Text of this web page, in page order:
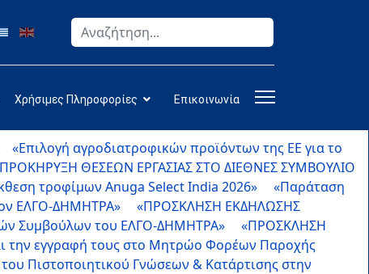
Αναζήτηση
Χρήσιμες Πληροφορίες Επικοινωνία
«Επιλογή αγροδιατροφικών προϊόντων της ΕΕ για το
ΘΕΣΕΩΝ ΕΡΓΑΣΙΑΣ ΣΤΟ ΔΙΕΘΝΕΣ ΣΥΜΒΟΥΛΙΟ
τροφίμων Anuga Select India 2026»
«Παράταση
ΕΛΓΟ-ΔΗΜΗΤΡΑ»
«ΠΡΟΣΚΛΗΣΗ ΕΚΔΗΛΩΣΗΣ
Συμβούλων του ΕΛΓΟ-ΔΗΜΗΤΡΑ»
«ΠΡΟΣΚΛΗΣΗ
την εγγραφή τους στο Μητρώο Φορέων Παροχής
Πιστοποιητικού Γνώσεων & Κατάρτισης στην